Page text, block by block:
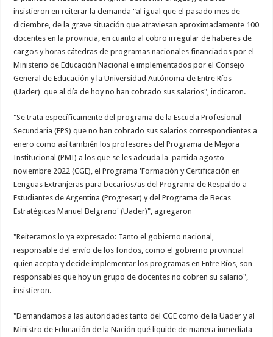
insistieron en reiterar la demanda "al igual que el pasado mes de
diciembre, de la grave situación que atraviesan aproximadamente 100
docentes en la provincia, en cuanto al cobro irregular de haberes de
cargos y horas cátedras de programas nacionales financiados por el
Ministerio de Educación Nacional e implementados por el Consejo
General de Educación y la Universidad Autónoma de Entre Ríos
(Uader) que al día de hoy no han cobrado sus salarios", indicaron.
"Se trata específicamente del programa de la Escuela Profesional
Secundaria (EPS) que no han cobrado sus salarios correspondientes a
enero como así también los profesores del Programa de Mejora
Institucional (PMI) a los que se les adeuda la partida agosto-
noviembre 2022 (CGE), el Programa 'Formación y Certificación en
Lenguas Extranjeras para becarios/as del Programa de Respaldo a
Estudiantes de Argentina (Progresar) y del Programa de Becas
Estratégicas Manuel Belgrano' (Uader)", agregaron
"Reiteramos lo ya expresado: Tanto el gobierno nacional,
responsable del envío de los fondos, como el gobierno provincial
quien acepta y decide implementar los programas en Entre Ríos, son
responsables que hoy un grupo de docentes no cobren su salario",
insistieron.
"Demandamos a las autoridades tanto del CGE como de la Uader y al
Ministro de Educación de la Nación qué liquide de manera inmediata